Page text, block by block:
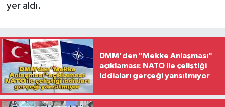
yer aldı.
DMM'den "Mekke Anlaşması"
açıklaması: NATO ile çeliştiği
iddiaları gerçeği yansıtmıyor